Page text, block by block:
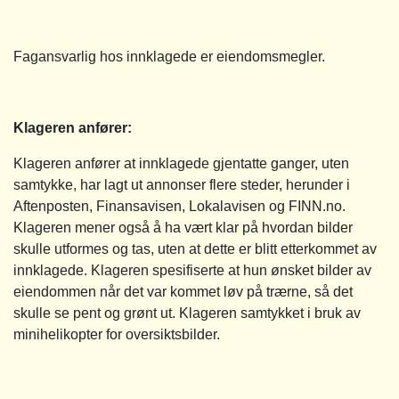
Fagansvarlig hos innklagede er eiendomsmegler.
Klageren anfører:
Klageren anfører at innklagede gjentatte ganger, uten
samtykke, har lagt ut annonser flere steder, herunder i
Aftenposten, Finansavisen, Lokalavisen og FINN.no.
Klageren mener også å ha vært klar på hvordan bilder
skulle utformes og tas, uten at dette er blitt etterkommet av
innklagede. Klageren spesifiserte at hun ønsket bilder av
eiendommen når det var kommet løv på trærne, så det
skulle se pent og grønt ut. Klageren samtykket i bruk av
minihelikopter for oversiktsbilder.